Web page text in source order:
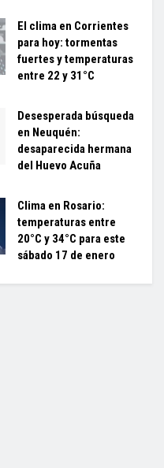
El clima en Corrientes
para hoy: tormentas
fuertes y temperaturas
entre 22 y 31°C
Desesperada búsqueda
en Neuquén:
desaparecida hermana
del Huevo Acuña
Clima en Rosario:
temperaturas entre
20°C y 34°C para este
sábado 17 de enero